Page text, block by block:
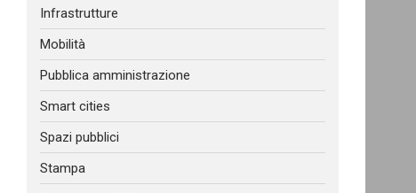
Infrastrutture
Mobilità
Pubblica amministrazione
Smart cities
Spazi pubblici
Stampa